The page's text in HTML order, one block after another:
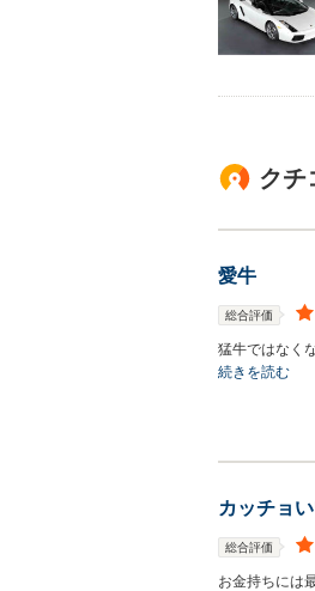
クチ
愛牛
総合評価
猛牛ではなく
続きを読む
カッチョ
総合評価
お金持ちには